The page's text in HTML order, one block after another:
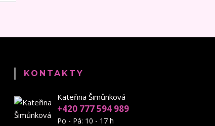
KONTAKTY
Kateřina Šimůnková
+420 777 594 989
Po - Pá: 10 - 17 h